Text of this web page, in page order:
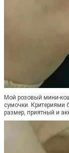
Мой розовый мини-
сумочки. Критериями
размер, приятный и